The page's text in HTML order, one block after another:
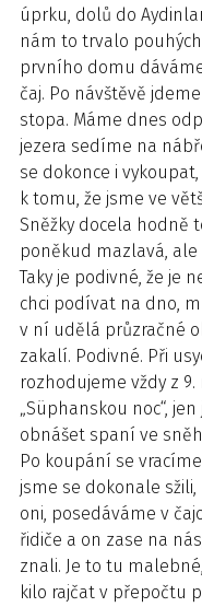
úprku, dolů do
nám to trvalo
prvního domu
čaj. Po návštěvě
stopa. Máme dnes
jezera sedíme na
se dokonce i
k tomu, že jsme ve
Sněžky docela hodně
poněkud mazlavá,
Taky je podivné, že je
chci podívat na dno,
v ní udělá průzračné
zakalí. Podivné. Při
rozhodujeme vždy z
„Süphanskou noc“,
obnášet spaní ve
Po koupání se
jsme se dokonale
oni, posedáváme v
řidiče a on zase na
znali. Je to tu
kilo rajčat v přepočtu